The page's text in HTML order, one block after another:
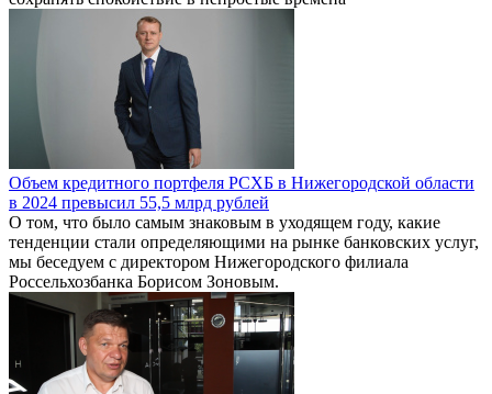
Объем кредитного портфеля РСХБ в Нижегородской области
в 2024 превысил 55,5 млрд рублей
О том, что было самым знаковым в уходящем году, какие
тенденции стали определяющими на рынке банковских услуг,
мы беседуем с директором Нижегородского филиала
Россельхозбанка Борисом Зоновым.